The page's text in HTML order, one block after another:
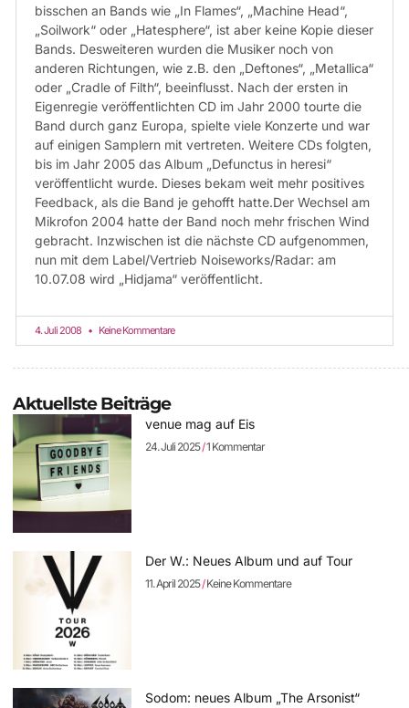
bisschen an Bands wie „In Flames“, „Machine Head“,
„Soilwork“ oder „Hatesphere“, ist aber keine Kopie dieser
Bands. Desweiteren wurden die Musiker noch von
anderen Richtungen, wie z.B. den „Deftones“, „Metallica“
oder „Cradle of Filth“, beeinflusst. Nach der ersten in
Eigenregie veröffentlichten CD im Jahr 2000 tourte die
Band durch ganz Europa, spielte viele Konzerte und war
auf einigen Samplern mit vertreten. Weitere CDs folgten,
bis im Jahr 2005 das Album „Defunctus in heresi“
veröffentlicht wurde. Dieses bekam weit mehr positives
Feedback, als die Band je gehofft hatte.Der Wechsel am
Mikrofon 2004 hatte der Band noch mehr frischen Wind
gebracht. Inzwischen ist die nächste CD aufgenommen,
nun mit dem Label/Vertrieb Noiseworks/Radar: am
10.07.08 wird „Hidjama“ veröffentlicht.
4. Juli 2008 Keine Kommentare
Aktuellste Beiträge
venue mag auf Eis
24. Juli 2025 1 Kommentar
Der W.: Neues Album und auf Tour
11. April 2025 Keine Kommentare
Sodom: neues Album „The Arsonist“